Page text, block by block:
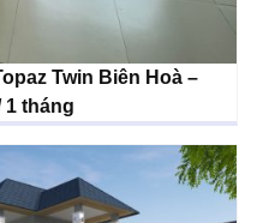
Twin Biên Hoà –
1 tháng